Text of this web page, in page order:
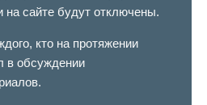
на сайте будут отключены.
кто на протяжении
в обсуждении